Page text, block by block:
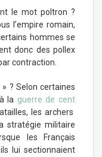
le mot poltron ?
l’empire romain,
hommes se
donc des pollex
contraction.
? Selon certaines
la guerre de cent
les archers
stratégie militaire
les Français
lui sectionnaient